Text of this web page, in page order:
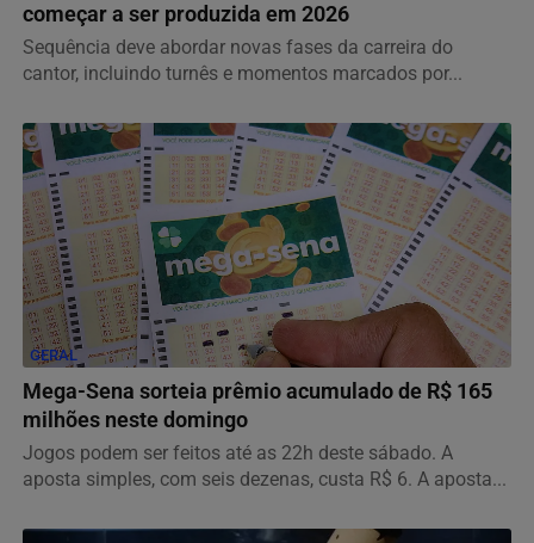
começar a ser produzida em 2026
Sequência deve abordar novas fases da carreira do
cantor, incluindo turnês e momentos marcados por...
GERAL
Mega-Sena sorteia prêmio acumulado de R$ 165
milhões neste domingo
Jogos podem ser feitos até as 22h deste sábado. A
aposta simples, com seis dezenas, custa R$ 6. A aposta...